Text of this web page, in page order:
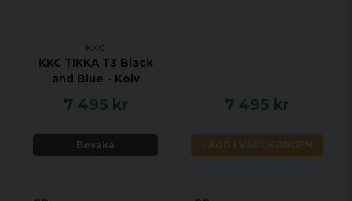
KKC
KKC TIKKA T3 Black
and Blue - Kolv
7 495 kr
Bevaka
7 495 kr
LÄGG I VARUKORGEN